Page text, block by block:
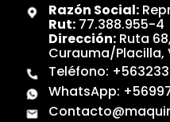
Razón Social:
Rut:77.388.955-4
Dirección:Ruta
Curauma/Placilla,
Teléfono:
WhatsApp: